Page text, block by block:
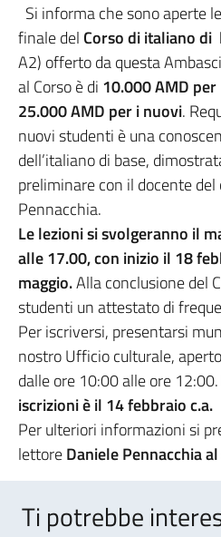
Si informa che sono aperte
finale del Corso di italiano
A2) offerto da questa
al Corso è di 10.000 AMD
25.000 AMD per i nuovi.
nuovi studenti è una
dell’italiano di base,
preliminare con il docente
Pennacchia.
Le lezioni si svolgeranno il
alle 17.00, con inizio il 18
maggio.Alla conclusione del
studenti un attestato di
Per iscriversi, presentarsi
nostro Ufficio culturale,
dalle ore 10:00 alle ore 12:00.
iscrizioni è il 14 febbraio c.a.
Per ulteriori informazioni si
lettoreDaniele Pennacchia
Ti potrebbe